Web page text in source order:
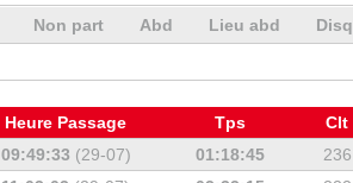
Non part Abd Lieu abd Disq
Heure Passage Tps Clt
09:49:33 (29-07) 01:18:45 236